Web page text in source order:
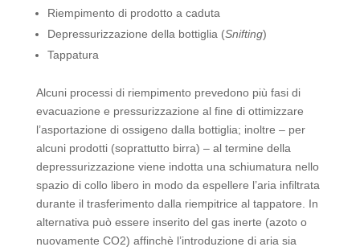
Riempimento di prodotto a caduta
Depressurizzazione della bottiglia (Snifting)
Tappatura
Alcuni processi di riempimento prevedono più fasi di
evacuazione e pressurizzazione al fine di ottimizzare
l’asportazione di ossigeno dalla bottiglia; inoltre – per
alcuni prodotti (soprattutto birra) – al termine della
depressurizzazione viene indotta una schiumatura nello
spazio di collo libero in modo da espellere l’aria infiltrata
durante il trasferimento dalla riempitrice al tappatore. In
alternativa può essere inserito del gas inerte (azoto o
nuovamente CO2) affinchè l’introduzione di aria sia